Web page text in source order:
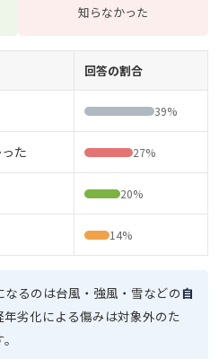
知らなかった
回答の割合
39%
た 27%
20%
14%
なるのは台風・強風・雪などの 自
年劣化による傷みは対象外のた